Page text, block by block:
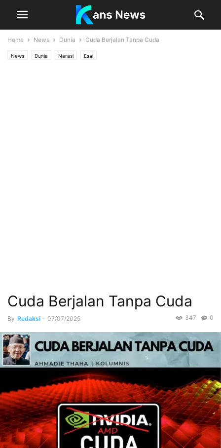
Home News Dunia Cuda Berjalan Tanpa Cuda
News Dunia Narasi Esai
Cuda Berjalan Tanpa Cuda
By Redaksi - 07/07/2025 0
347